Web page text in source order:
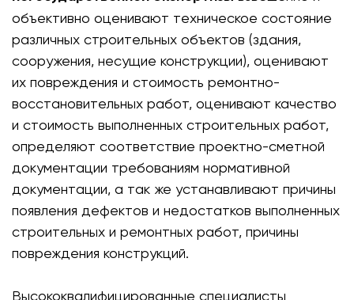
объективно оценивают техническое состояние
различных строительных объектов (здания,
сооружения, несущие конструкции), оценивают
их повреждения и стоимость ремонтно-
восстановительных работ, оценивают качество
и стоимость выполненных строительных работ,
определяют соответствие проектно-сметной
документации требованиям нормативной
документации, а так же устанавливают причины
появления дефектов и недостатков выполненных
строительных и ремонтных работ, причины
повреждения конструкций.
Высококвалифицированные специалисты